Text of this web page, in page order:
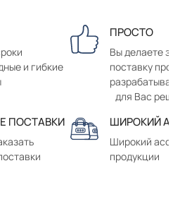
и гибкие
ПРОСТО
Вы делаете
поставку
для Вас
ПОСТАВКИ ШИРОКИЙ
Широкий
продукции